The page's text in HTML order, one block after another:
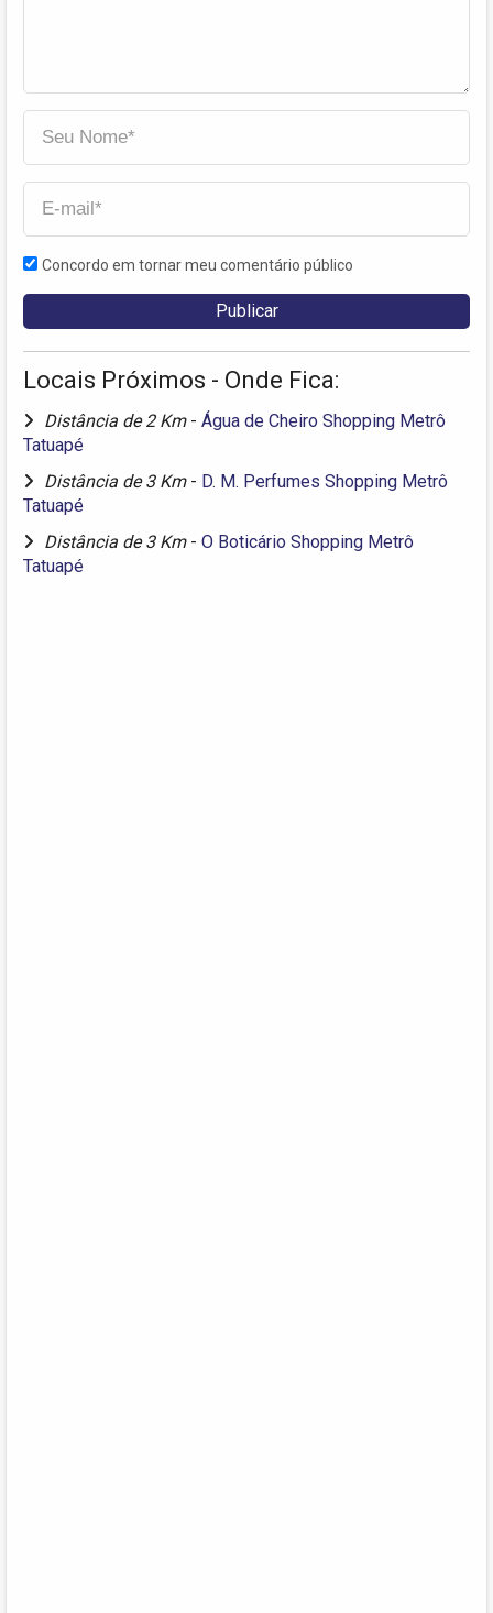
Concordo em tornar meu comentário público
Locais Próximos - Onde Fica:
Distância de 2 Km - Água de Cheiro Shopping Metrô
Tatuapé
Distância de 3 Km - D. M. Perfumes Shopping Metrô
Tatuapé
Distância de 3 Km - O Boticário Shopping Metrô
Tatuapé